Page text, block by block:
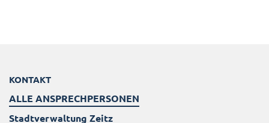
KONTAKT
ALLE ANSPRECHPERSONEN
Stadtverwaltung Zeitz